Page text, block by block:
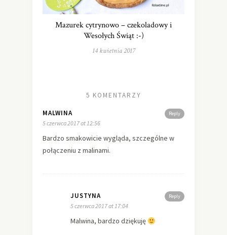
Mazurek cytrynowo – czekoladowy i
Wesołych Świąt :-)
14 kwietnia 2017
5 KOMENTARZY
Reply
MALWINA
5 czerwca 2017 at 12:56
Bardzo smakowicie wygląda, szczególne w
połączeniu z malinami.
Reply
JUSTYNA
5 czerwca 2017 at 17:04
Malwina, bardzo dziękuję